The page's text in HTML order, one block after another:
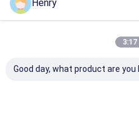
Henry
3:17
Good day, what product are you